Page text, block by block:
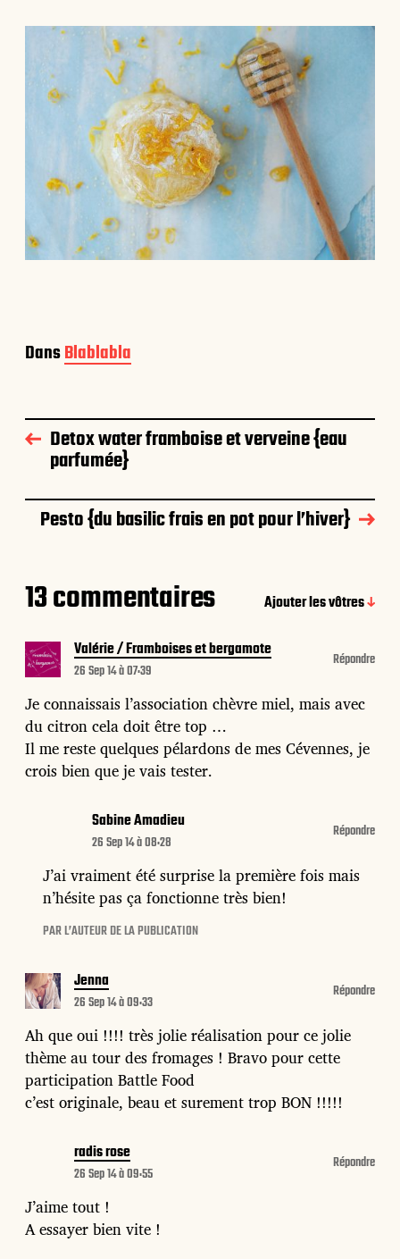
DansBlablabla
Detox water framboise et verveine {eau
parfumée}
Pesto {du basilic frais en pot pour l’hiver}
13 commentaires
Ajouter les vôtres
Valérie / Framboises et bergamote
26 Sep 14 à 07:39
Je connaissais l’association chèvre miel, mais avec
du citron cela doit être top …
Il me reste quelques pélardons de mes Cévennes, je
crois bien que je vais tester.
Répondre
Sabine Amadieu
26 Sep 14 à 08:28
J’ai vraiment été surprise la première fois mais
n’hésite pas ça fonctionne très bien!
PAR L’AUTEUR DE LA PUBLICATION
Répondre
Jenna
26 Sep 14 à 09:33
Ah que oui !!!! très jolie réalisation pour ce jolie
thème au tour des fromages ! Bravo pour cette
participation Battle Food
c’est originale, beau et surement trop BON !!!!!
Répondre
radis rose
26 Sep 14 à 09:55
J’aime tout !
A essayer bien vite !
Répondre